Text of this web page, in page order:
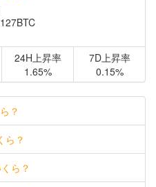
24H上昇率
1.65%
7D上昇率
0.15%
？
ら？
ら？